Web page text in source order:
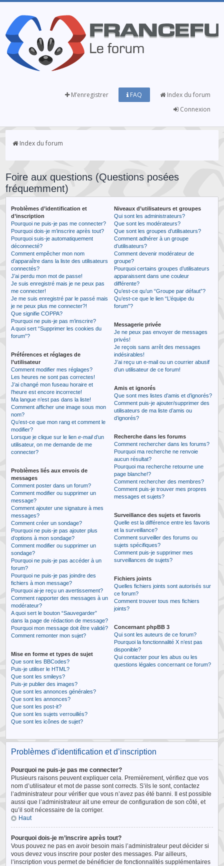
Index du forum
FAQ
M’enregistrer
Connexion
Index du forum
Foire aux questions (Questions posées
fréquemment)
Problèmes d’identification et
d’inscription
Pourquoi ne puis-je pas me connecter?
Pourquoi dois-je m’inscrire après tout?
Pourquoi suis-je automatiquement
déconnecté?
Comment empêcher mon nom
d’apparaître dans la liste des utilisateurs
connectés?
J’ai perdu mon mot de passe!
Je suis enregistré mais je ne peux pas
me connecter!
Je me suis enregistré par le passé mais
je ne peux plus me connecter?!
Que signifie COPPA?
Pourquoi ne puis-je pas m’inscrire?
A quoi sert “Supprimer les cookies du
forum”?
Préférences et réglages de
l’utilisateur
Comment modifier mes réglages?
Les heures ne sont pas correctes!
J’ai changé mon fuseau horaire et
l’heure est encore incorrecte!
Ma langue n’est pas dans la liste!
Comment afficher une image sous mon
nom?
Qu’est-ce que mon rang et comment le
modifier?
Lorsque je clique sur le liene-maild’un
utilisateur, on me demande de me
connecter?
Problèmes liés aux envois de
messages
Comment poster dans un forum?
Comment modifier ou supprimer un
message?
Comment ajouter une signature à mes
messages?
Comment créer un sondage?
Pourquoi ne puis-je pas ajouter plus
d’options à mon sondage?
Comment modifier ou supprimer un
sondage?
Pourquoi ne puis-je pas accéder à un
forum?
Pourquoi ne puis-je pas joindre des
fichiers à mon message?
Pourquoi ai-je reçu un avertissement?
Comment rapporter des messages à un
modérateur?
A quoi sert le bouton “Sauvegarder”
dans la page de rédaction de message?
Pourquoi mon message doit être validé?
Comment remonter mon sujet?
Mise en forme et types de sujet
Que sont les BBCodes?
Puis-je utiliser le HTML?
Que sont les smileys?
Puis-je publier des images?
Que sont les annonces générales?
Que sont les annonces?
Que sont les post-it?
Que sont les sujets verrouillés?
Que sont les icônes de sujet?
Niveaux d’utilisateurs et groupes
Qui sont les administrateurs?
Que sont les modérateurs?
Que sont les groupes d’utilisateurs?
Comment adhérer à un groupe
d’utilisateurs?
Comment devenir modérateur de
groupe?
Pourquoi certains groupes d’utilisateurs
apparaissent dans une couleur
différente?
Qu’est-ce qu’un “Groupe par défaut”?
Qu’est-ce que le lien “L’équipe du
forum”?
Messagerie privée
Je ne peux pas envoyer de messages
privés!
Je reçois sans arrêt des messages
indésirables!
J’ai reçu un e-mail ou un courrier abusif
d’un utilisateur de ce forum!
Amis et ignorés
Que sont mes listes d’amis et d’ignorés?
Comment puis-je ajouter/supprimer des
utilisateurs de ma liste d’amis ou
d’ignorés?
Recherche dans les forums
Comment rechercher dans les forums?
Pourquoi ma recherche ne renvoie
aucun résultat?
Pourquoi ma recherche retourne une
page blanche!?
Comment rechercher des membres?
Comment puis-je trouver mes propres
messages et sujets?
Surveillance des sujets et favoris
Quelle est la différence entre les favoris
et la surveillance?
Comment surveiller des forums ou
sujets spécifiques?
Comment puis-je supprimer mes
surveillances de sujets?
Fichiers joints
Quelles fichiers joints sont autorisés sur
ce forum?
Comment trouver tous mes fichiers
joints?
Concernant phpBB 3
Qui sont les auteurs de ce forum?
Pourquoi la fonctionnalité X n’est pas
disponible?
Qui contacter pour les abus ou les
questions légales concernant ce forum?
Problèmes d’identification et d’inscription
Pourquoi ne puis-je pas me connecter?
Plusieurs raisons peuvent expliquer cela. Premièrement, vérifiez que vos
nom d’utilisateur et mot de passe sont corrects. S’ils le sont, contactez
l’administrateur pour vérifier que vous n’avez pas été banni. Il est possible
aussi que l’administrateur ait une erreur de configuration de son côté, et
qu’il soit nécessaire de la corriger.
Haut
Pourquoi dois-je m’inscrire après tout?
Vous pouvez ne pas en avoir besoin mais l’administrateur peut décider si
vous devez vous inscrire pour poster des messages. Par ailleurs,
l’inscription vous permet de bénéficier de fonctionnalités supplémentaires